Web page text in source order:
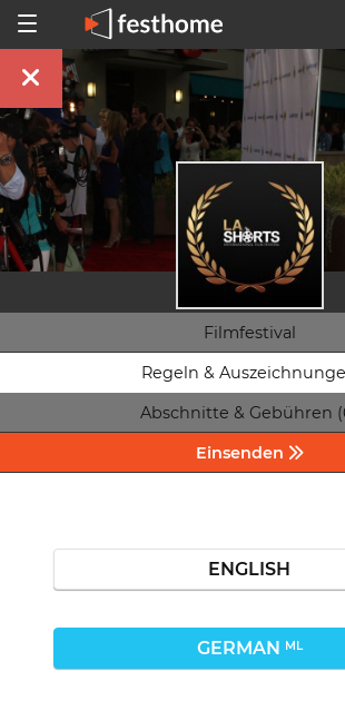
Filmfestival
Regeln &
Abschnitte & Gebühren
Einsenden
ENGLISH
GERMAN ML